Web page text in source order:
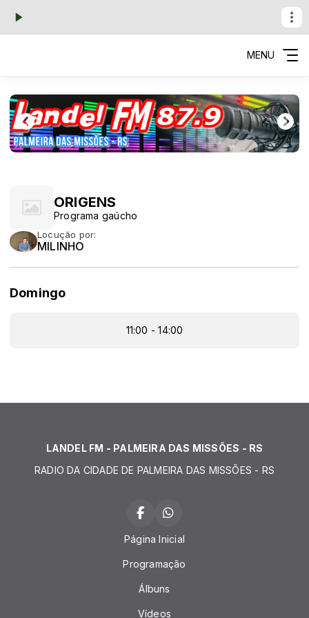
MENU
ORIGENS
Programa gaúcho
Locução por:
MILINHO
Domingo
11:00 - 14:00
LANDEL FM - PALMEIRA DAS MISSÕES - RS
RADIO DA CIDADE DE PALMEIRA DAS MISSÕES - RS
Página Inicial
Programação
Álbuns
Vídeos